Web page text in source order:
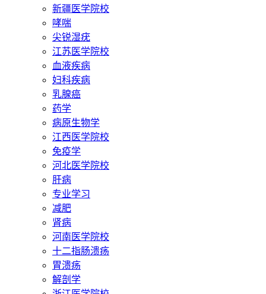
新疆医学院校
哮喘
尖锐湿疣
江苏医学院校
血液疾病
妇科疾病
乳腺癌
药学
病原生物学
江西医学院校
免疫学
河北医学院校
肝病
专业学习
减肥
肾病
河南医学院校
十二指肠溃疡
胃溃疡
解剖学